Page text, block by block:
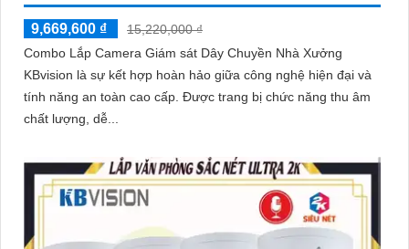
9,669,600 ₫
15,220,000 ₫
Combo Lắp Camera Giám sát Dây Chuyền Nhà Xưởng
KBvision là sự kết hợp hoàn hảo giữa công nghệ hiện đại và
tính năng an toàn cao cấp. Được trang bị chức năng thu âm
chất lượng, dễ...